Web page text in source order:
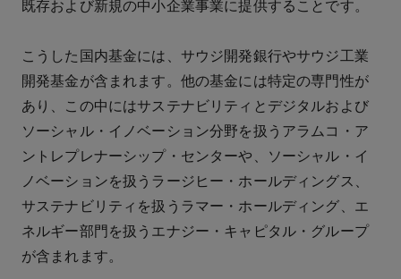
既存および新規の中小企業事業に提供することです。
こうした国内基金には、サウジ開発銀行やサウジ工業
開発基金が含まれます。他の基金には特定の専門性が
あり、この中にはサステナビリティとデジタルおよび
ソーシャル・イノベーション分野を扱うアラムコ・ア
ントレプレナーシップ・センターや、ソーシャル・イ
ノベーションを扱うラージヒー・ホールディングス、
サステナビリティを扱うラマー・ホールディング、エ
ネルギー部門を扱うエナジー・キャピタル・グループ
が含まれます。